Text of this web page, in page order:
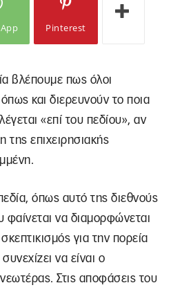
Pinterest
βλέπουμε πως όλοι
και διερευνούν το ποια
«επί του πεδίου», αν
επιχειρησιακής
όπως αυτό της διεθνούς
φαίνεται να διαμορφώνεται
για την πορεία
να είναι ο
Στις αποφάσεις του